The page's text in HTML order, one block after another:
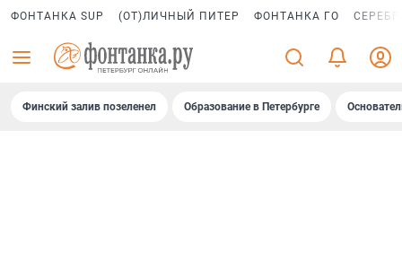
ФОНТАНКА SUP (ОТ)ЛИЧНЫЙ ПИТЕР ФОНТАНКА ГО
Финский залив позеленел Образование в Петербурге